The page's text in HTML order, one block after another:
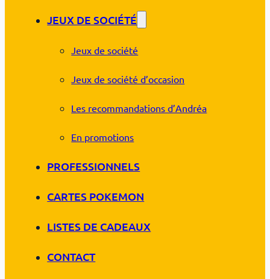
JEUX DE SOCIÉTÉ
Jeux de société
Jeux de société d’occasion
Les recommandations d’Andréa
En promotions
PROFESSIONNELS
CARTES POKEMON
LISTES DE CADEAUX
CONTACT